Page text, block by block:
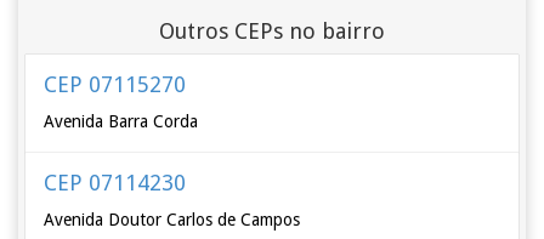
Outros CEPs no bairro
CEP 07115270
Avenida Barra Corda
CEP 07114230
Avenida Doutor Carlos de Campos